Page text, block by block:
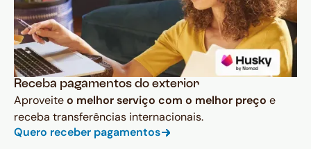
Receba pagamentos do exterior
Aproveiteo melhor serviço com o melhor preço e
receba transferências internacionais.
Quero receber pagamentos